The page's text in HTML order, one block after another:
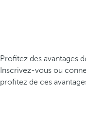
Profitez des avantages
Inscrivez-vous ou
profitez de ces